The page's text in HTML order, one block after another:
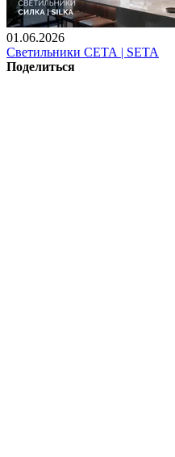
01.06.2026
Светильники СЕТА | SETA
Поделиться